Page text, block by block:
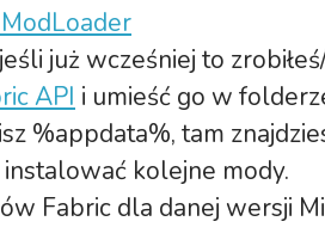
już wcześniej to
API i umieść go w
%appdata%, tam
kolejne mody.
Fabric dla danej wersji